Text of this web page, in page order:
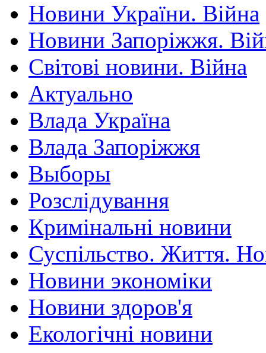
Новини України. Війна
Новини Запоріжжя.
Світові новини. Війна
Актуально
Влада Україна
Влада Запоріжжя
Выборы
Розслідування
Кримінальні новини
Суспільство. Життя.
Новини экономіки
Новини здоров'я
Екологічні новини